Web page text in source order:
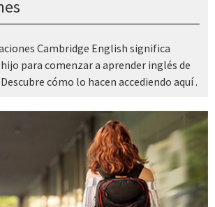
Cambridge English significa
para comenzar a aprender inglés de
cómo lo hacen accediendo aquí .